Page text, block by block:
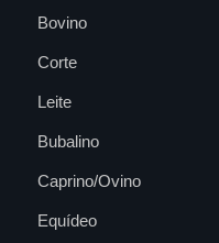
Bovino
Corte
Leite
Bubalino
Caprino/Ovino
Equídeo